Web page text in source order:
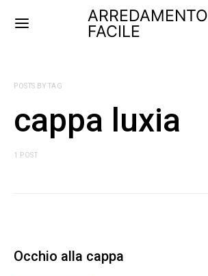
ARREDAMENTO
FACILE
POSTS BY TAG
cappa luxia
1 POST
Occhio alla cappa